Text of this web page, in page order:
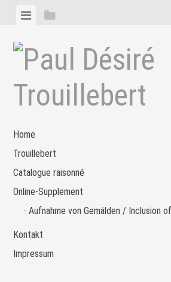
Zum
springen
MenüSeitenleiste
Home
Trouillebert
Catalogue raisonné
Online-Supplement
Aufnahme von Gemälden / Inclusion
Kontakt
Impressum